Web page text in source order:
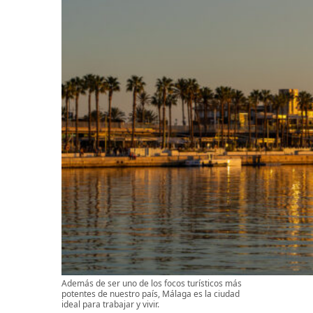
Además de ser uno de los focos turísticos más
potentes de nuestro país, Málaga es la ciudad
ideal para trabajar y vivir.